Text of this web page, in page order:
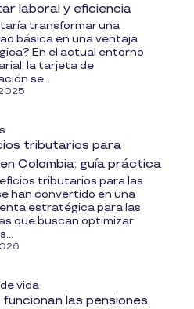
laboral y eficiencia
transformar una
básica en una ventaja
En el actual entorno
la tarjeta de
se...
tributarios para
Colombia: guía práctica
tributarios para las
han convertido en una
estratégica para las
que buscan optimizar
vida
funcionan las pensiones